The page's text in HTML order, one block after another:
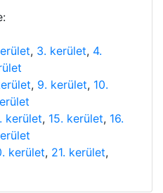
, 3. kerület, 4.
, 9. kerület, 10.
kerület, 15. kerület, 16.
kerület, 21. kerület,